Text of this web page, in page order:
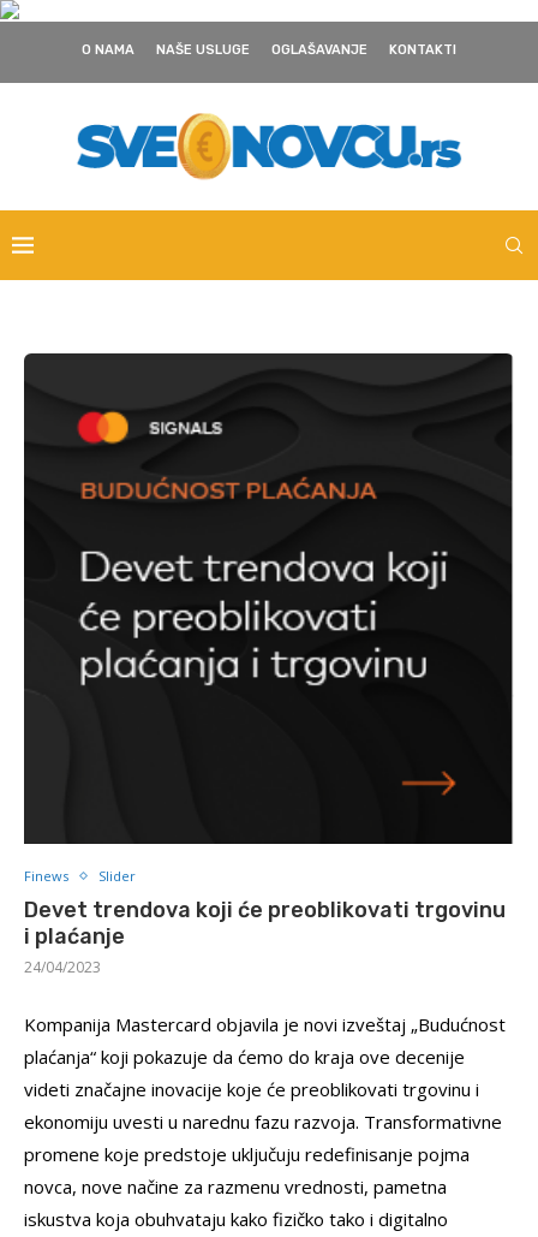
O NAMA NAŠE USLUGE OGLAŠAVANJE KONTAKTI
Finews Slider
Devet trendova koji će preoblikovati trgovinu
i plaćanje
24/04/2023
Kompanija Mastercard objavila je novi izveštaj „Budućnost
plaćanja“ koji pokazuje da ćemo do kraja ove decenije
videti značajne inovacije koje će preoblikovati trgovinu i
ekonomiju uvesti u narednu fazu razvoja. Transformativne
promene koje predstoje uključuju redefinisanje pojma
novca, nove načine za razmenu vrednosti, pametna
iskustva koja obuhvataju kako fizičko tako i digitalno